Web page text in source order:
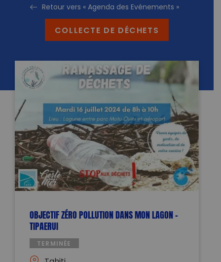
Retour vers « Agenda des Evénements »
COLLECTE DE DÉCHETS
OBJECTIF ZÉRO POLLUTION DANS MON LAGON –
TIPAERUI
TERMINÉE